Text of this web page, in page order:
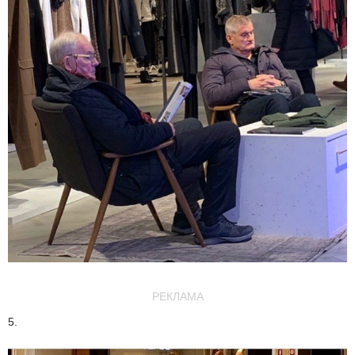
РЕКЛАМА
5.